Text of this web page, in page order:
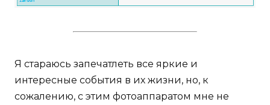
Я стараюсь запечатлеть все яркие и
интересные события в их жизни, но, к
сожалению, с этим фотоаппаратом мне не